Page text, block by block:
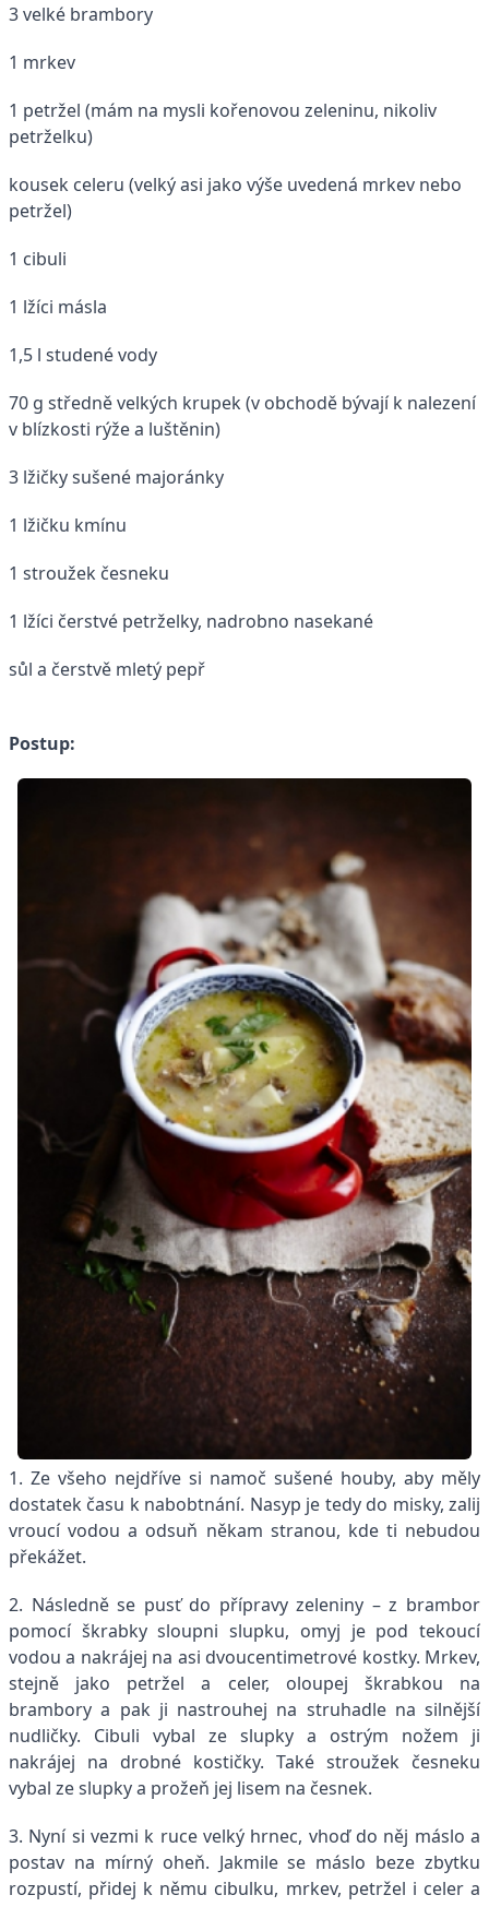
3 velké brambory
1 mrkev
1 petržel (mám na mysli kořenovou zeleninu, nikoliv
petrželku)
kousek celeru (velký asi jako výše uvedená mrkev nebo
petržel)
1 cibuli
1 lžíci másla
1,5 l studené vody
70 g středně velkých krupek (v obchodě bývají k nalezení
v blízkosti rýže a luštěnin)
3 lžičky sušené majoránky
1 lžičku kmínu
1 stroužek česneku
1 lžíci čerstvé petrželky, nadrobno nasekané
sůl a čerstvě mletý pepř
Postup:
1. Ze všeho nejdříve si namoč sušené houby, aby měly
dostatek času k nabobtnání. Nasyp je tedy do misky, zalij
vroucí vodou a odsuň někam stranou, kde ti nebudou
překážet.
2. Následně se pusť do přípravy zeleniny – z brambor
pomocí škrabky sloupni slupku, omyj je pod tekoucí
vodou a nakrájej na asi dvoucentimetrové kostky. Mrkev,
stejně jako petržel a celer, oloupej škrabkou na
brambory a pak ji nastrouhej na struhadle na silnější
nudličky. Cibuli vybal ze slupky a ostrým nožem ji
nakrájej na drobné kostičky. Také stroužek česneku
vybal ze slupky a prožeň jej lisem na česnek.
3. Nyní si vezmi k ruce velký hrnec, vhoď do něj máslo a
postav na mírný oheň. Jakmile se máslo beze zbytku
rozpustí, přidej k němu cibulku, mrkev, petržel i celer a